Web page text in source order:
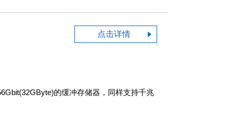
点击详情
的缓冲存储器，同样支持千兆